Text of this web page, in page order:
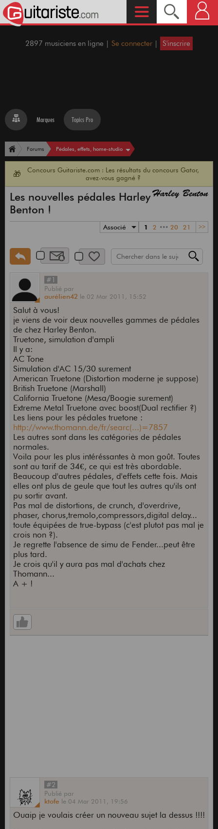
2897 musiciens en ligne | Se connecter | S'inscrire
Marques Topics Pro
Forums Pédales, effets, home-studio
🎁
Concours Guitariste.com : Les résultats du concours Gator,
avez-vous gagné ?
Les nouvelles pédales Harley
Benton !
Associé 1 2 ••• 20 21 >>
#1
Publié par
aurélien42 le 02 Mar 2011, 15:52
Salut à vous!
je viens de voir deux nouvelles gammes de pédales
de chez Harley Benton.
Truetone, simulation d'ampli
Il y a:
AC Tone
Simulation d'AC 15/30 surement
American Truetone (Distortion moderne je suppose)
British Truetone (Marshall)
California Truetone (Mesa/Boogie surement)
Extreme Metal Truetone avec boost(Dual rectifier ?)
Les liens pour les pédales truetone :
http://www.thomann.de/fr/searc(...)=7857
Les autres sont dans les catégories de pédales
normales.
Voila pour les plus intéréssantes à mon goût. Toutes
sont au tarif de 34€, ce qui est très abordable.
Beaucoup d'autres pédales, d'effets cette fois. Mais
elles ont plus de geule que tout les autres qu'ils ont
pu sortir avant.
Pas mal de distortions, de crunch, d'overdrive,
phaser, chorus,tremolo,compressors,digital delay...
toute équipées de true-bypass (c'est plutot pas mal je
crois non ?).
Je regrette l'absence de simu de Fender...peut être
plus tard.
Je crois qu'il y aura pas mal d'achats chez
Thomann...
A + !
#2
Publié par
ktofe le 04 Mar 2011, 19:56
Ouaip je voulais créer un nouveau sujet la dessus !!!!